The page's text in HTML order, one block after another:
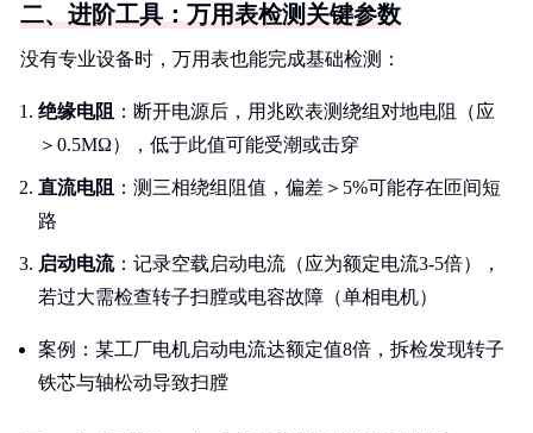
二、进阶工具：万用表检测关键参数
没有专业设备时，万用表也能完成基础检测：
绝缘电阻 ：断开电源后，用兆欧表测绕组对地电阻（应
＞0.5MΩ），低于此值可能受潮或击穿
直流电阻 ：测三相绕组阻值，偏差＞5%可能存在匝间短
路
启动电流：记录空载启动电流（应为额定电流3-5倍），
若过大需检查转子扫膛或电容故障（单相电机）
案例：某工厂电机启动电流达额定值8倍，拆检发现转子
铁芯与轴松动导致扫膛